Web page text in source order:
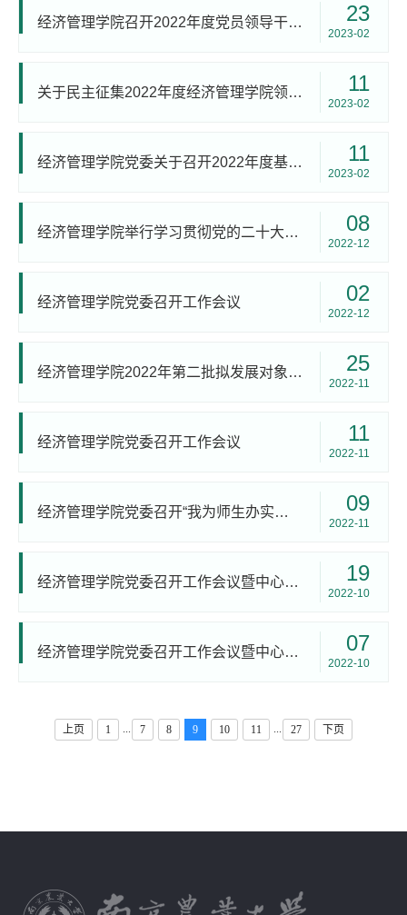
经济管理学院召开2022年度党员领导干部民主生活会 23
2023-02
关于民主征集2022年度经济管理学院领导班子意见和建议的通知 11
2023-02
经济管理学院党委关于召开2022年度基层党支部组织生活会和开展民主评议党员的通知 11
2023-02
经济管理学院举行学习贯彻党的二十大精神专题宣讲会 08
2022-12
经济管理学院党委召开工作会议 02
2022-12
经济管理学院2022年第二批拟发展对象名单公示 25
2022-11
经济管理学院党委召开工作会议 11
2022-11
经济管理学院党委召开“我为师生办实事”学生座谈会 09
2022-11
经济管理学院党委召开工作会议暨中心组党的二十大精神专题学习会 19
2022-10
经济管理学院党委召开工作会议暨中心组专题学习会 07
2022-10
上页 1 7 8 9 10 11 27 下页